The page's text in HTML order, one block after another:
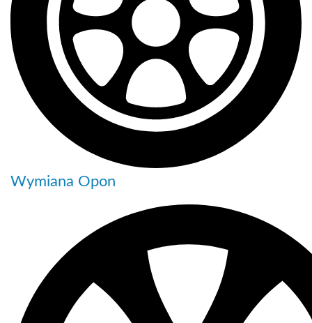
Wymiana Opon